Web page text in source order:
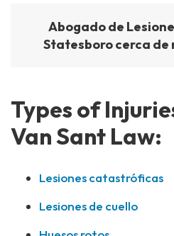
Abogado de
Statesboro cerca de
Types of
Van Sant Law:
Lesiones catastróficas
Lesiones de cuello